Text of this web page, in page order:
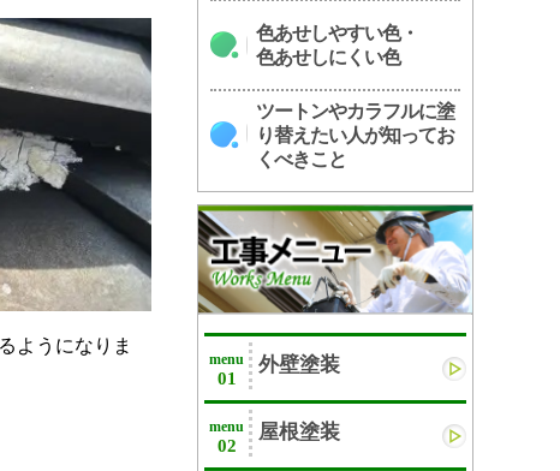
ようになりま
色あせしやすい色・
色あせしにくい色
ツートンやカラフルに塗
り替えたい人が知ってお
くべきこと
menu
01
外壁塗装
menu
02
屋根塗装